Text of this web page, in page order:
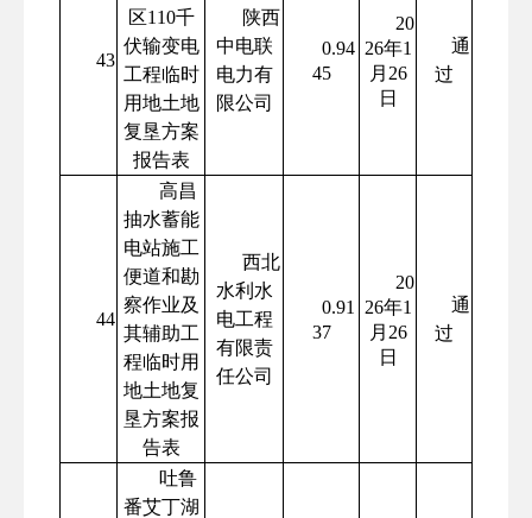
43
区110千
伏输变电
工程临时
用地土地
复垦方案
报告表
陕西
中电联
电力有
限公司
0.94
45
20
26年1
月26
日
通
过
44
高昌
抽水蓄能
电站施工
便道和勘
察作业及
其辅助工
程临时用
地土地复
垦方案报
告表
西北
水利水
电工程
有限责
任公司
0.91
37
20
26年1
月26
日
通
过
吐鲁
番艾丁湖